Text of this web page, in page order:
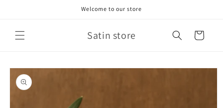
Welcome to our store
Satin store Cart
Skip to
product
information